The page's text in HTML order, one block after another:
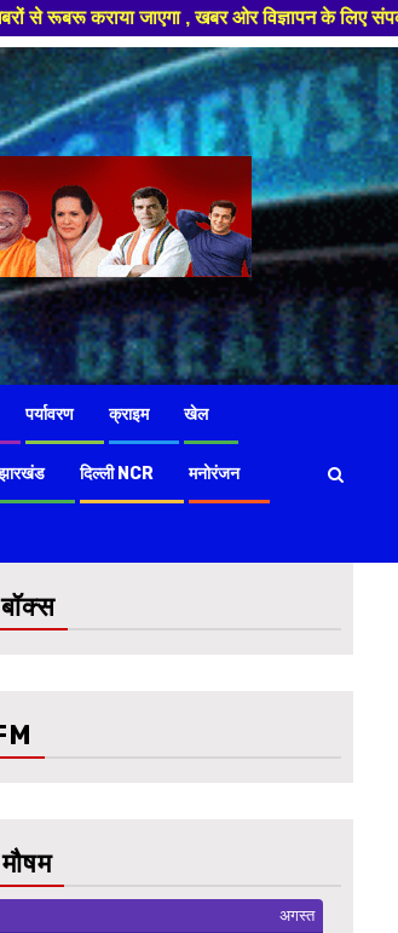
ओर विज्ञापन के लिए संपर्क करे +91 97826
पर्यावरण क्राइम खेल
दिल्ली NCR मनोरंजन
बॉक्स
अगस्त